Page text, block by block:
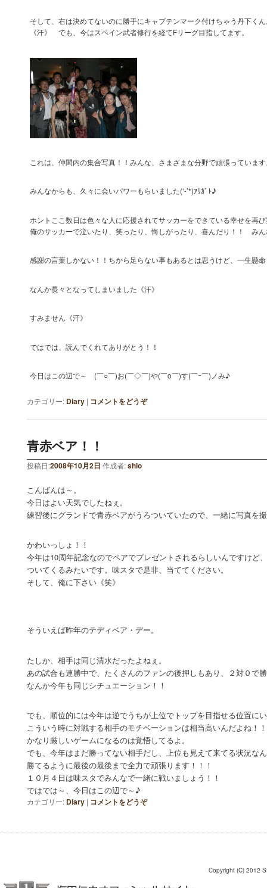
そして、右は決めてないのに勝手にキャプテンマーク付けちゃう丹下く
《汗》 でも、今はスペイン武者修行を経てFリーグ目指してます。
これは、仲間内の集合写真！！みんな、さまざまな分野で頑張っていま
みんなからも、久々に会いパワーもらいました(‘-’*)ｱﾘｶﾞﾄ♪
ホントここ数日は色々な人に応援されてサッカーをできている幸せを
俺のサッカーで泣いたり、笑ったり、悔しがったり、喜んだり！！ み
感謝の言葉しかない！！ちから足らない事もあるとは思うけど、一生懸
なんか長々となってしまいました《汗》
すみません《汗》
ではでは、読んでくれてありがとう！！
今日はこの辺で～ (￣○￣)お(￣◇￣)や(￣o￣)す(￣ｰ￣)ノみ♪
カテゴリー: Diary | コメントをどうぞ
青赤ベア！！
投稿日:2008年10月2日 作成者:shio
こんばんは～。
今日はよい天気でしたねぇ。
練習後にグランドで青赤ベアがうろついていたので、一緒に写真を
かわいっしょ！！
今年は10周年記念なのでペアでプレゼントされるらしいんですけど
ついてくるみたいです。味スタで是非、当ててください。
そして、俺に下さい《笑》
そういえば昨年のテディベア・デー。
たしか、相手は同じ清水だったよねぇ。
あの試合も連勝中で、たくさんのファンの後押しもあり、２対０で
なんか今年も同じシチュエーション！！
でも、順位的には今年は逆でうちが上位でトップを目指せる位置に
こういう時に対戦する相手のモチベーションは相当高いんだよね！
かなり厳しいゲームになるのは覚悟してるよ。
でも、今年はまだ勝ってない相手だし、上位も見えて来てる状況な
勝てるように最後の最後まで全力で頑張ります！！！
１０月４日は味スタでみんなで一緒に戦いましょう！！
ではでは～、今日はこの辺で～♪
カテゴリー: Diary | コメントをどうぞ
Copyright (C) 2012